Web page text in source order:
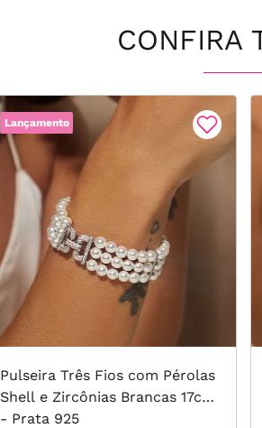
CONFIRA
Lançamento
Pulseira Três Fios com Pérolas
Shell e Zircônias Brancas 17cm
- Prata 925